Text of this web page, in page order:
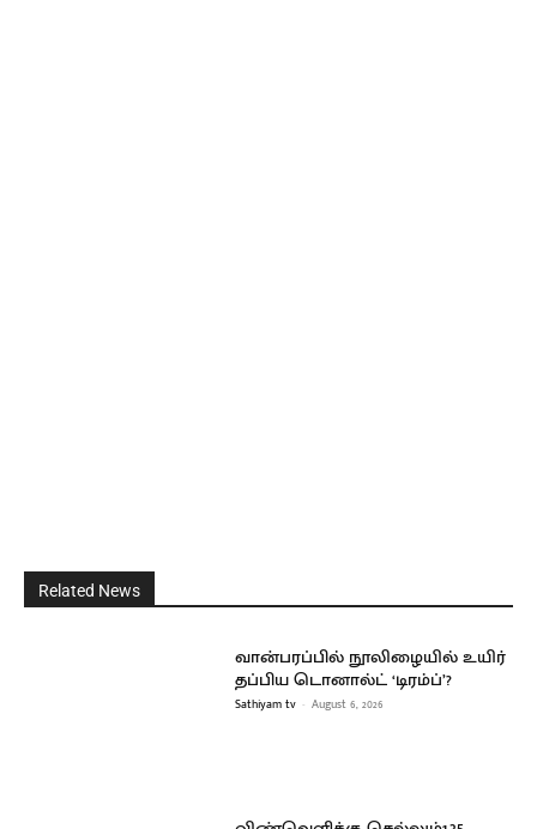
Related News
வான்பரப்பில் நூலிழையில் உயிர்
தப்பிய டொனால்ட் ‘டிரம்ப்’?
Sathiyam tv - August 6, 2026